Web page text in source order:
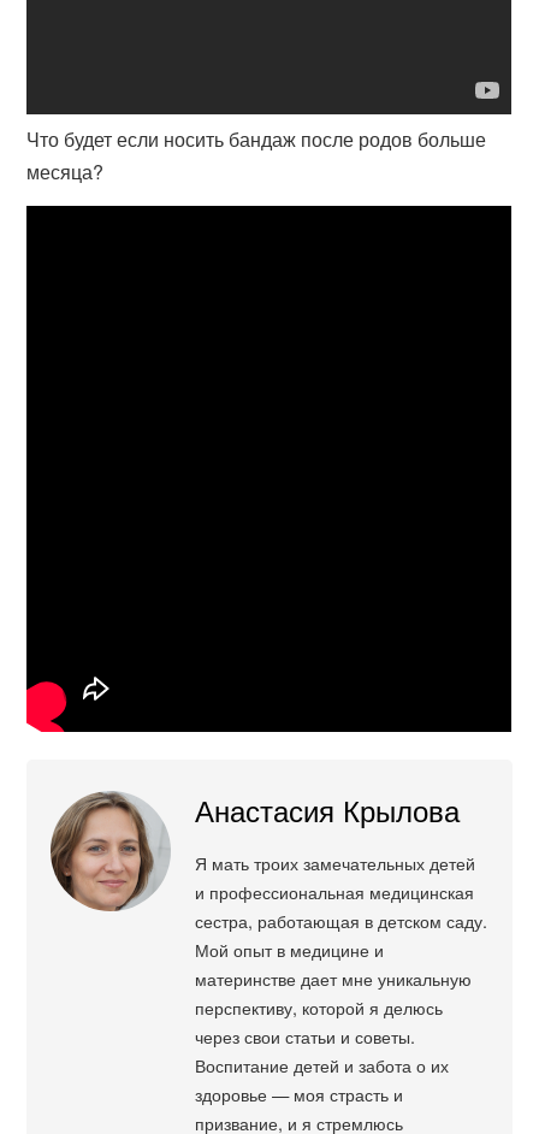
Что будет если носить бандаж после родов больше
месяца?
Анастасия Крылова
Я мать троих замечательных детей
и профессиональная медицинская
сестра, работающая в детском саду.
Мой опыт в медицине и
материнстве дает мне уникальную
перспективу, которой я делюсь
через свои статьи и советы.
Воспитание детей и забота о их
здоровье — моя страсть и
призвание, и я стремлюсь